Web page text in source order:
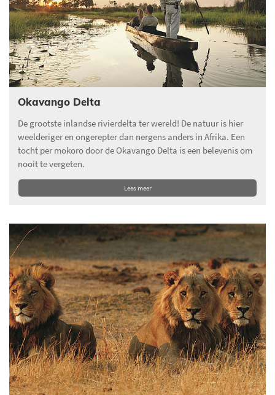
Okavango Delta
De grootste inlandse rivierdelta ter wereld! De natuur is hier
weelderiger en ongerepter dan nergens anders in Afrika. Een
tocht per mokoro door de Okavango Delta is een belevenis om
nooit te vergeten.
Lees meer